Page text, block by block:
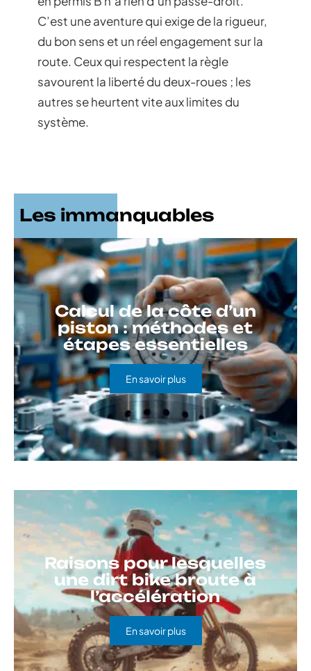
C’est une aventure qui exige de la rigueur,
du bon sens et un réel engagement sur la
route. Ceux qui respectent la règle
savourent la liberté du deux-roues ; les
autres se heurtent vite aux limites du
système.
Les immanquables
Calcul de la côte d’un
piston : méthodes et
étapes essentielles
En savoir plus
Raisons pour lesquelles
une dirt bike broute à
l’accélération
En savoir plus